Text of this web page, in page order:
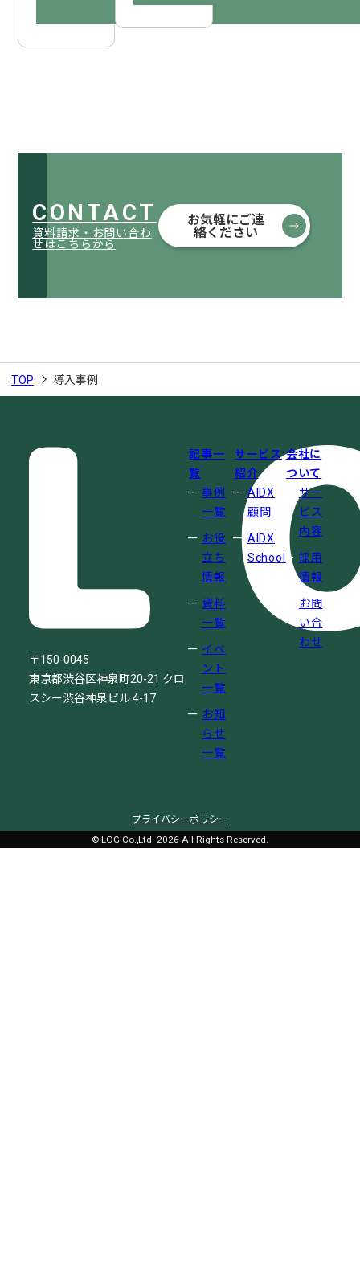
CONTACT
資料請求・お問い合わ
せはこちらから
お気軽にご連
絡ください
TOP 導入事例
〒150-0045
東京都渋谷区神泉町20-21 クロ
スシー渋谷神泉ビル 4-17
記事一
覧
事例
一覧
お役
立ち
情報
資料
一覧
イベ
ント
一覧
お知
らせ
一覧
サービス
紹介
AIDX
顧問
AIDX
School
会社に
ついて
サー
ビス
内容
採用
情報
お問
い合
わせ
プライバシーポリシー
© LOG Co.,Ltd. 2026 All Rights Reserved.